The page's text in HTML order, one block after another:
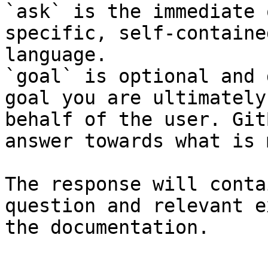
`ask` is the
specific, self-
language.
`goal` is optional and
goal you are
behalf of the user.
answer towards what
The response will
question and relevant
the documentation.